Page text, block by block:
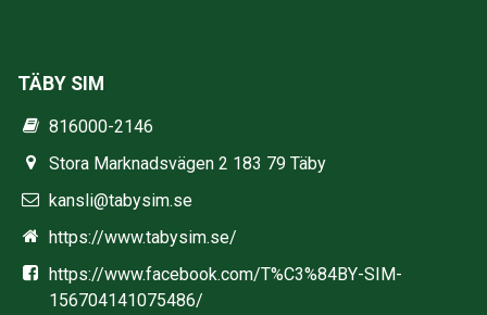
TÄBY SIM
816000-2146
Stora Marknadsvägen 2 183 79 Täby
kansli@tabysim.se
https://www.tabysim.se/
https://www.facebook.com/T%C3%84BY-SIM-
156704141075486/